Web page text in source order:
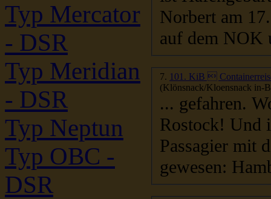
Typ Mercator
- DSR
Typ Meridian
- DSR
Typ Neptun
Typ OBC -
DSR
Norbert am
auf dem NOK
7. 101. KiB 
(Klönsnack/Kloensnack in-
... gefahren.
Rostock! Und
Passagier mit
gewesen: